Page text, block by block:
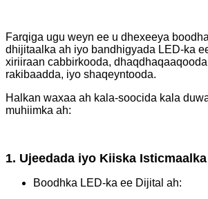
Farqiga ugu weyn ee u dhexeeya
dhijitaalka ah iyo bandhigyada LED-ka
xiriiraan cabbirkooda,
rakibaadda, iyo shaqeyntooda.
Halkan waxaa ah kala-soocida kala
muhiimka ah:
1. Ujeedada iyo Kiiska Isticmaalka
Boodhka LED-ka ee Dijital ah: